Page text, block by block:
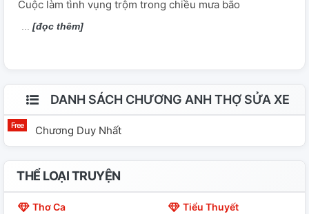
Cuộc làm tình vụng trộm trong chiều mưa bão
[đọc thêm]
DANH SÁCH CHƯƠNG ANH THỢ SỬA XE
Chương Duy Nhất
THỂ LOẠI TRUYỆN
Thơ Ca Tiểu Thuyết